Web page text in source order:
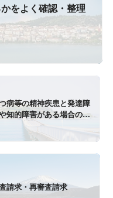
をよく確認・整理
病等の精神疾患と発達障
知的障害がある場合の初
日の取り扱い
請求・再審査請求